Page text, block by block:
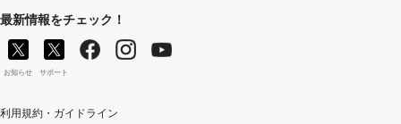
最新情報をチェック！
お知らせ サポート
利用規約・ガイドライン